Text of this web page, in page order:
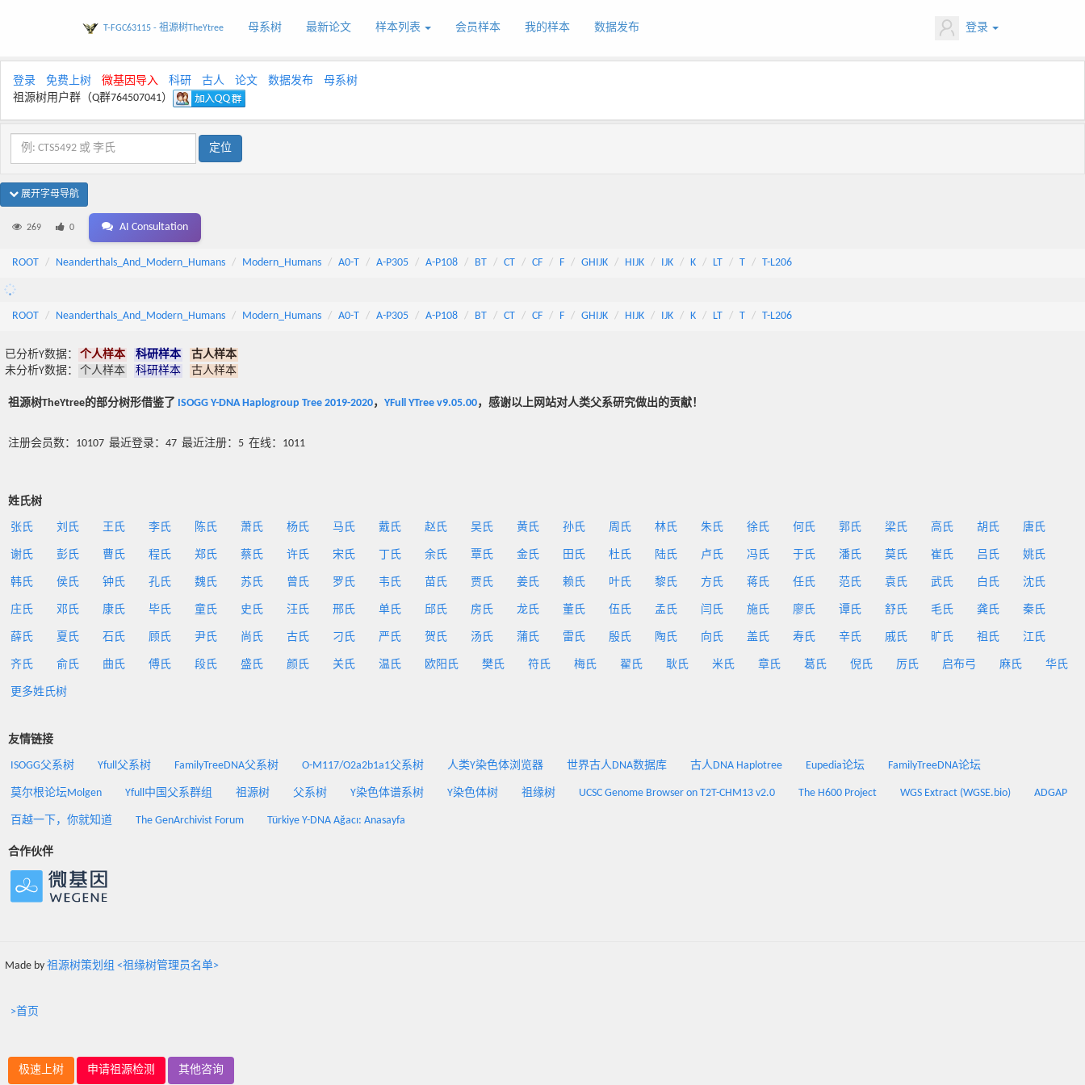
T-FGC63115 - 祖源树TheYtree 母系树 最新论文 样本列表 会员样本 我的样本 数据发布 登录
登录 免费上树 微基因导入 科研 古人 论文 数据发布
母系树
祖源树用户群（Q群764507041）
展开字母导航
269 0 AI Consultation
ROOT Neanderthals_And_Modern_Humans Modern_Humans A0-T A-P305 A-P108 BT CT CF F GHIJK HIJK IJK K LT T T-L206
ROOT Neanderthals_And_Modern_Humans Modern_Humans A0-T A-P305 A-P108 BT CT CF F GHIJK HIJK IJK K LT T T-L206
已分析Y数据： 个人样本 科研样本
古人样本
未分析Y数据：
个人样本 科研样本 古人样本
祖源树TheYtree的部分树形借鉴了 ISOGG Y-DNA Haplogroup Tree 2019-2020， YFull YTree v9.05.00，感谢以上网站对人类父系研究做出的贡献！
注册会员数：10107 最近登录：47 最近注册：5 在线：1011
姓氏树
张氏 刘氏 王氏 李氏 陈氏 萧氏 杨氏 马氏 戴氏 赵氏 吴氏 黄氏 孙氏 周氏 林氏 朱氏 徐氏 何氏 郭氏 梁氏 高氏 胡氏 唐氏
谢氏 彭氏 曹氏 程氏 郑氏 蔡氏 许氏 宋氏 丁氏 余氏 覃氏 金氏 田氏 杜氏 陆氏 卢氏 冯氏 于氏 潘氏 莫氏 崔氏 吕氏 姚氏
韩氏 侯氏 钟氏 孔氏 魏氏 苏氏 曾氏 罗氏 韦氏 苗氏 贾氏 姜氏 赖氏 叶氏 黎氏 方氏 蒋氏 任氏 范氏 袁氏 武氏 白氏 沈氏
庄氏 邓氏 康氏 毕氏 童氏 史氏 汪氏 邢氏 单氏 邱氏 房氏 龙氏 董氏 伍氏 孟氏 闫氏 施氏 廖氏 谭氏 舒氏 毛氏 龚氏 秦氏
薛氏 夏氏 石氏 顾氏 尹氏 尚氏 古氏 刁氏 严氏 贺氏 汤氏 蒲氏 雷氏 殷氏 陶氏 向氏 盖氏 寿氏 辛氏 戚氏 旷氏 祖氏 江氏
齐氏 俞氏 曲氏 傅氏 段氏 盛氏 颜氏 关氏 温氏 欧阳氏 樊氏 符氏 梅氏 翟氏 耿氏 米氏 章氏 葛氏 倪氏 厉氏 启布弓 麻氏 华氏
更多姓氏树
友情链接
ISOGG父系树 Yfull父系树 FamilyTreeDNA父系树 O-M117/O2a2b1a1父系树 人类Y染色体浏览器 世界古人DNA数据库 古人DNA Haplotree Eupedia论坛 FamilyTreeDNA论坛
莫尔根论坛Molgen Yfull中国父系群组 祖源树 父系树 Y染色体谱系树 Y染色体树 祖缘树 UCSC Genome Browser on T2T-CHM13 v2.0 The H600 Project WGS Extract (WGSE.bio) ADGAP
百越一下，你就知道 The GenArchivist Forum Türkiye Y-DNA Ağacı: Anasayfa
合作伙伴
Made by 祖源树策划组 <祖缘树管理员名单>
>首页
极速上树 申请祖源检测 其他咨询